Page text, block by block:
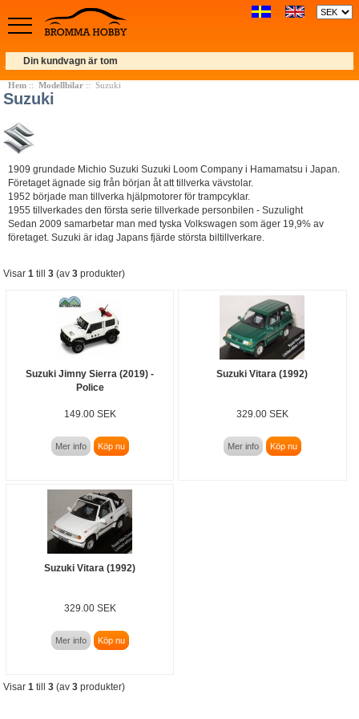
Din kundvagn är tom
Hem:: Modellbilar:: Suzuki
Suzuki
1909 grundade Michio Suzuki Suzuki Loom Company i Hamamatsu i Japan.
Företaget ägnade sig från början åt att tillverka vävstolar.
1952 började man tillverka hjälpmotorer för trampcyklar.
1955 tillverkades den första serie tillverkade personbilen - Suzulight
Sedan 2009 samarbetar man med tyska Volkswagen som äger 19,9% av
företaget. Suzuki är idag Japans fjärde största biltillverkare.
Visar1 till3 (av3 produkter)
Suzuki Jimny Sierra (2019) -
Police
149.00 SEK
Mer info Köp nu
Suzuki Vitara (1992)
329.00 SEK
Mer info Köp nu
Suzuki Vitara (1992)
329.00 SEK
Mer info Köp nu
Visar1 till3 (av3 produkter)